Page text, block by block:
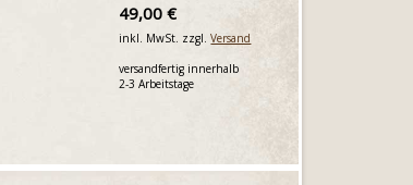
49,00 €
inkl. MwSt. zzgl.Versand
versandfertig innerhalb
2-3 Arbeitstage